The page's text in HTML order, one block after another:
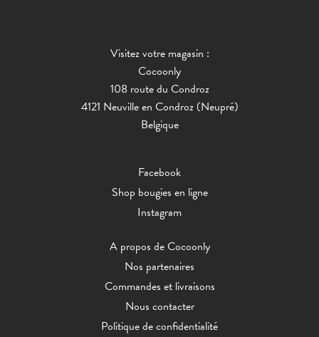
Visitez votre magasin :
Cocoonly
108 route du Condroz
4121 Neuville en Condroz (Neupré)
Belgique
Facebook
Shop bougies en ligne
Instagram
A propos de Cocoonly
Nos partenaires
Commandes et livraisons
Nous contacter
Politique de confidentialité